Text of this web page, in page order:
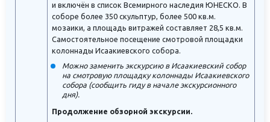
и включён в список Всемирного наследия ЮНЕСКО. В
соборе более 350 скульптур, более 500 кв.м.
мозаики, а площадь витражей составляет 28,5 кв.м.
Самостоятельное посещение смотровой площадки
колоннады Исаакиевского собора.
Можно заменить экскурсию в Исаакиевский собор
на смотровую площадку колоннады Исаакиевского
собора (сообщить гиду в начале экскурсионного
дня).
Продолжение обзорной экскурсии.